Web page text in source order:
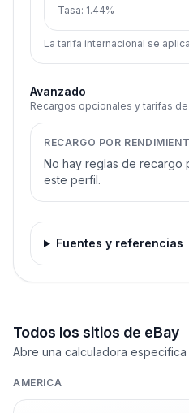
Tasa: 1.44%
La tarifa internacional se
Avanzado
Recargos opcionales y tarifas
RECARGO POR
No hay reglas de recargo
este perfil.
Fuentes y referencias
Todos los sitios de eBay
Abre una calculadora
AMERICA